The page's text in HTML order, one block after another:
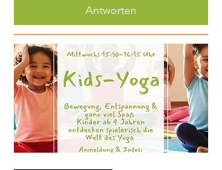
Antworten